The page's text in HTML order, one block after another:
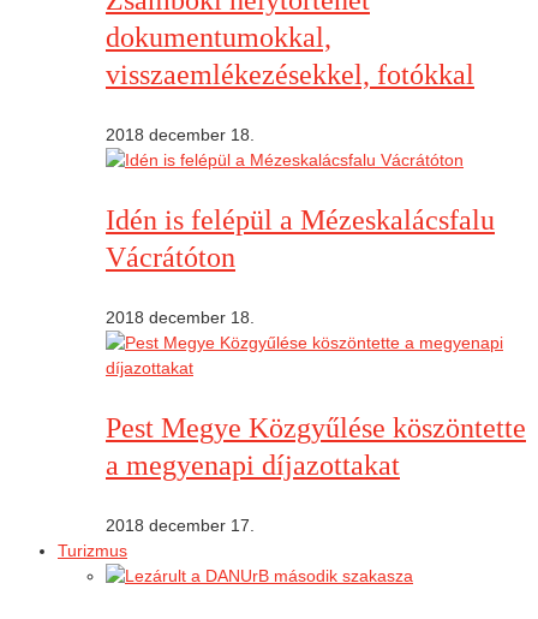
dokumentumokkal,
visszaemlékezésekkel, fotókkal
2018 december 18.
Idén is felépül a Mézeskalácsfalu
Vácrátóton
2018 december 18.
Pest Megye Közgyűlése köszöntette
a megyenapi díjazottakat
2018 december 17.
Turizmus